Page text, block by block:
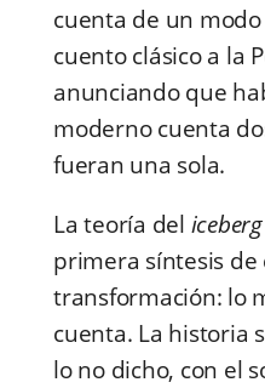
cuenta de un
cuento clásico a la
anunciando que
moderno cuenta
fueran una sola.
La teoría del iceberg
primera síntesis de
transformación: lo
cuenta. La historia
lo no dicho, con el